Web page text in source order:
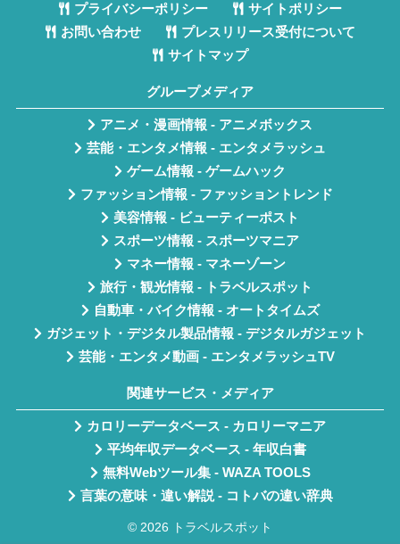
プライバシーポリシー
サイトポリシー
お問い合わせ
プレスリリース受付について
サイトマップ
グループメディア
アニメ・漫画情報 - アニメボックス
芸能・エンタメ情報 - エンタメラッシュ
ゲーム情報 - ゲームハック
ファッション情報 - ファッショントレンド
美容情報 - ビューティーポスト
スポーツ情報 - スポーツマニア
マネー情報 - マネーゾーン
旅行・観光情報 - トラベルスポット
自動車・バイク情報 - オートタイムズ
ガジェット・デジタル製品情報 - デジタルガジェット
芸能・エンタメ動画 - エンタメラッシュTV
関連サービス・メディア
カロリーデータベース - カロリーマニア
平均年収データベース - 年収白書
無料Webツール集 - WAZA TOOLS
言葉の意味・違い解説 - コトバの違い辞典
© 2026 トラベルスポット